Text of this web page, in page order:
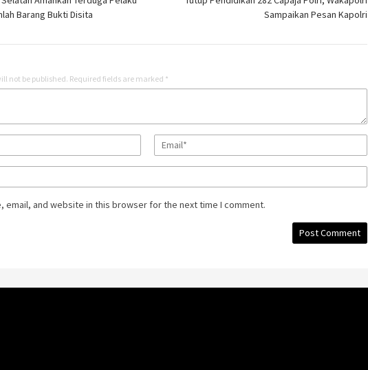
Barang Bukti Disita
Sampaikan Pesan Kapolri
not be published. Required fields are marked *
email, and website in this browser for the next time I comment.